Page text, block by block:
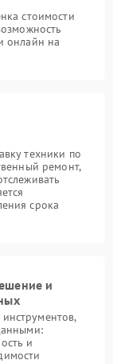
стоимости
онлайн на
техники по
ремонт,
срока
и
и